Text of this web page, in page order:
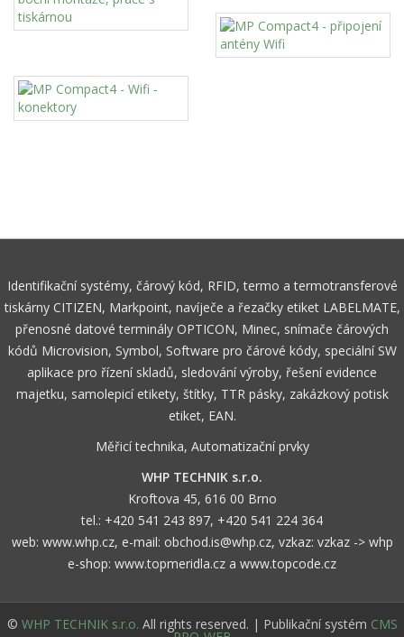
Identifikační systémy, čárový kód, RFID, termo a termotransferové
tiskárny CITIZEN, Markpoint, navíječe a řezačky etiket LABELMATE,
přenosné datové terminály OPTICON, Minec, snímače čárových
kódů Microvision, Symbol, Software pro čárové kódy, speciální SW
aplikace pro řízení skladů, sledování výroby, řešení evidence
majetku, samolepicí etikety, štítky, TTR pásky, zakázkový potisk
etiket, EAN.
Měřicí technika, Automatizační prvky
WHP TECHNIK s.r.o.
Kroftova 45, 616 00 Brno
tel.: +420 541 243 897, +420 541 224 364
web: www.whp.cz, e-mail: obchod.is@whp.cz, vzkaz: vzkaz -> whp
e-shop: www.topmeridla.cz a www.topcode.cz
© WHP TECHNIK s.r.o. All rights reserved. | Publikační systém CMS